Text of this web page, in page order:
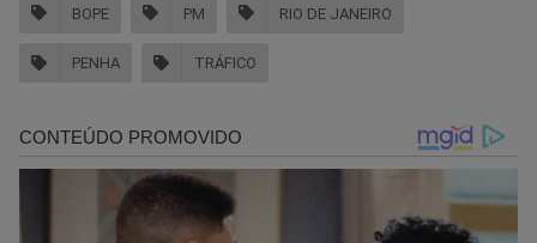
BOPE PM RIO DE JANEIRO
PENHA TRÁFICO